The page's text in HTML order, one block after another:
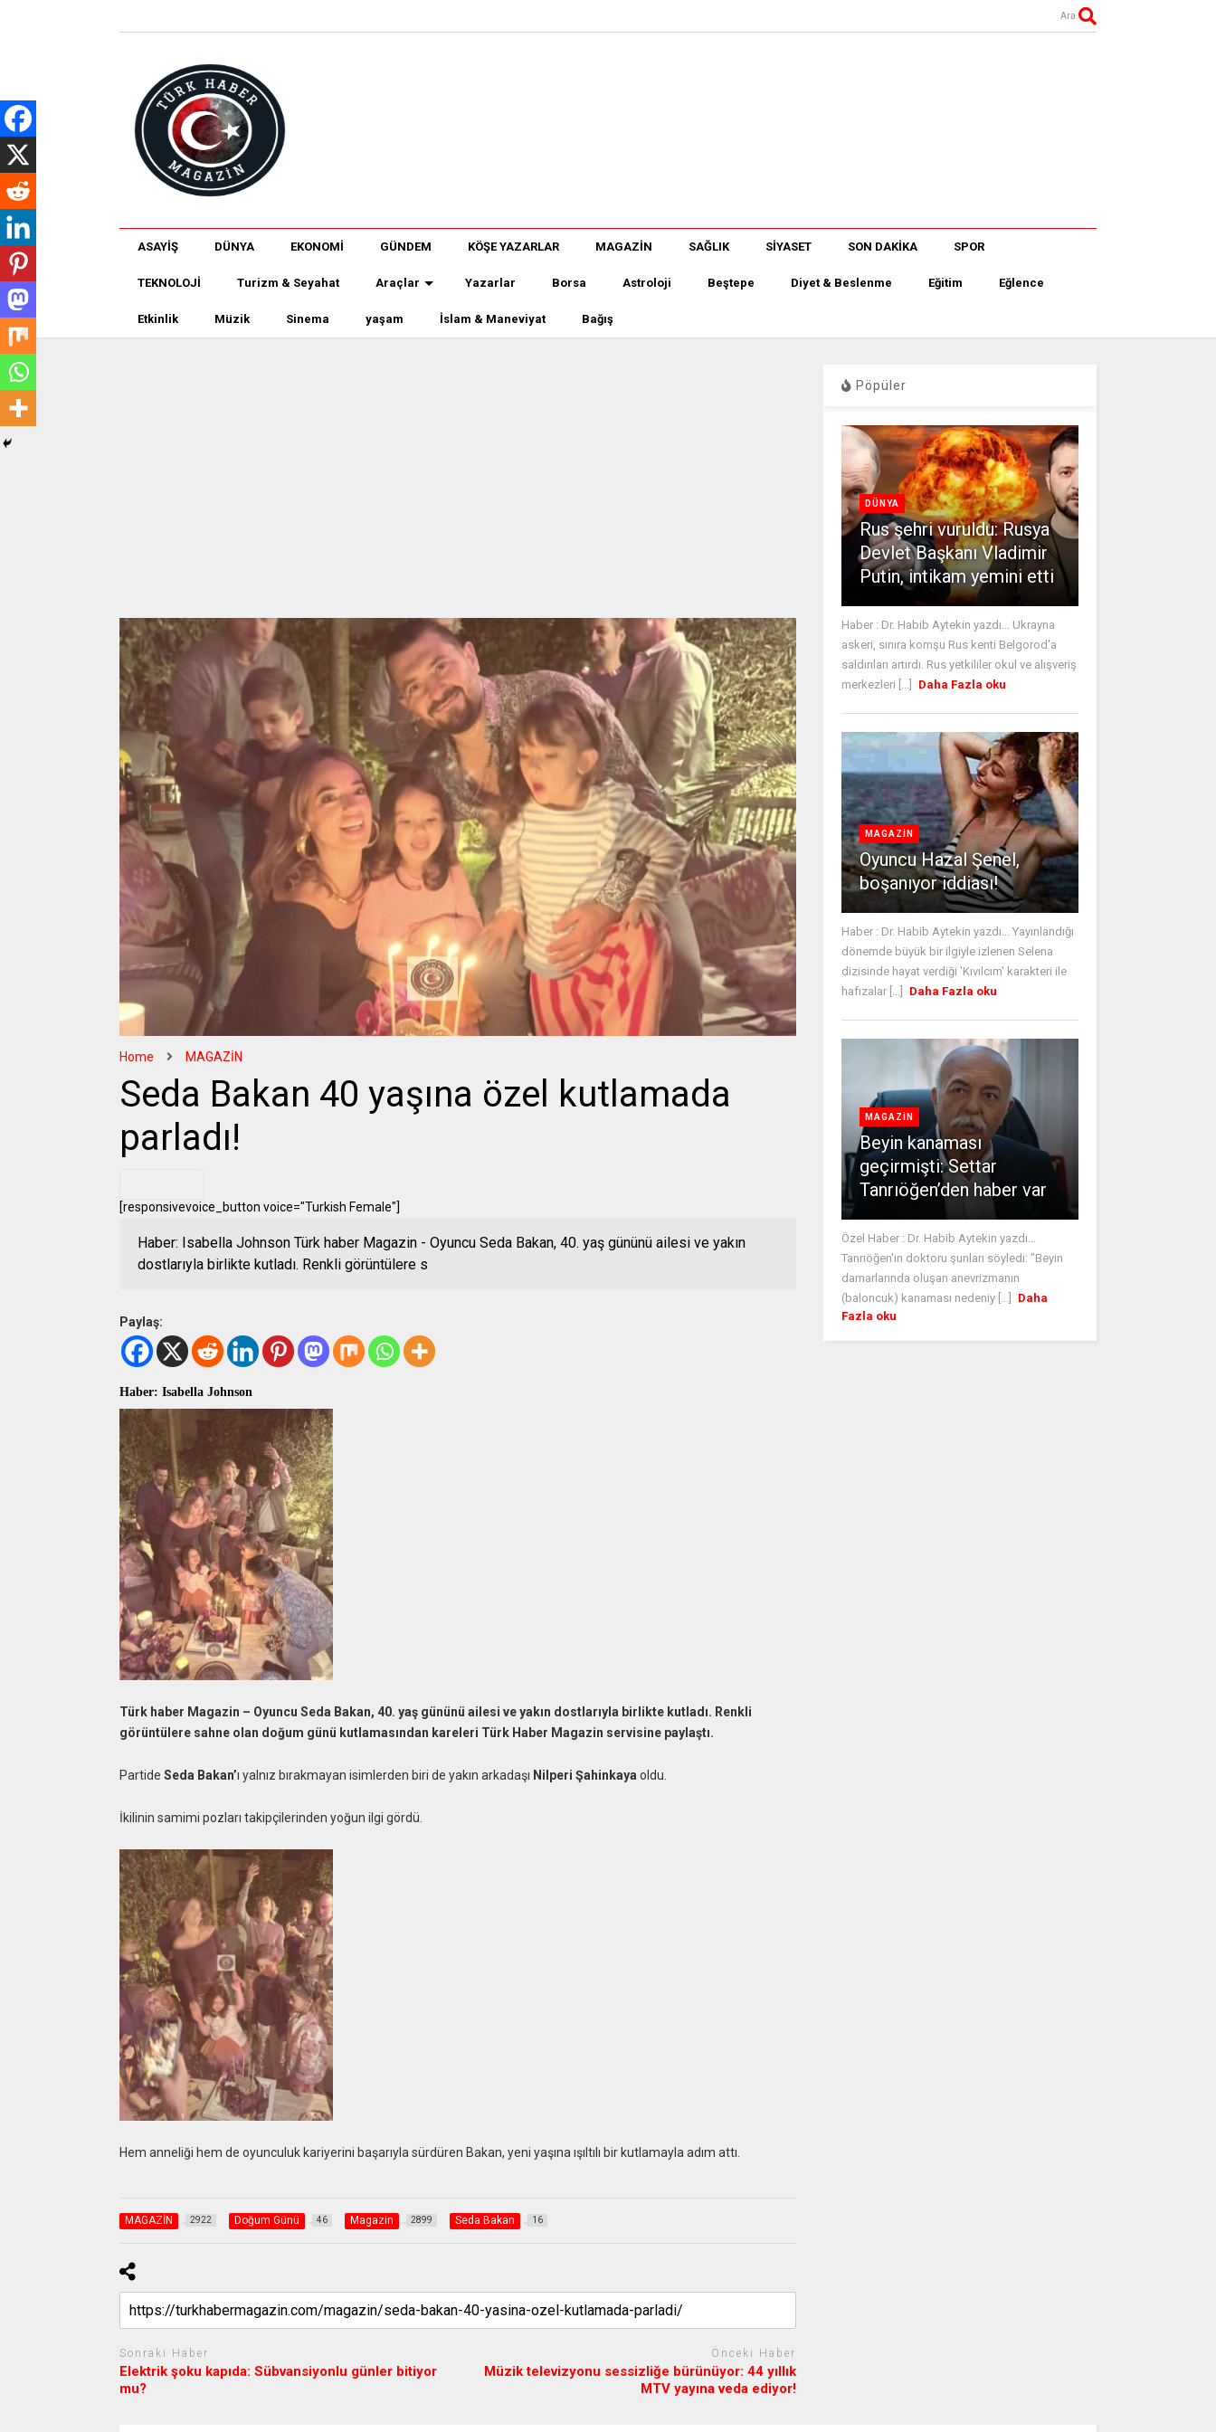
Ara
ASAYİŞ DÜNYA EKONOMİ GÜNDEM KÖŞE YAZARLAR MAGAZİN SAĞLIK SİYASET SON DAKİKA SPOR
TEKNOLOJİ Turizm & Seyahat Araçlar Yazarlar Borsa Astroloji Beştepe Diyet & Beslenme Eğitim Eğlence
Etkinlik Müzik Sinema yaşam İslam & Maneviyat Bağış
Home MAGAZİN
Seda Bakan 40 yaşına özel kutlamada
parladı!
[responsivevoice_button voice="Turkish Female"]
Haber: Isabella Johnson Türk haber Magazin - Oyuncu Seda Bakan, 40. yaş gününü ailesi ve yakın
dostlarıyla birlikte kutladı. Renkli görüntülere s
Paylaş:
Haber: Isabella Johnson
Türk haber Magazin – Oyuncu Seda Bakan, 40. yaş gününü ailesi ve yakın dostlarıyla birlikte kutladı. Renkli
görüntülere sahne olan doğum günü kutlamasından kareleri Türk Haber Magazin servisine paylaştı.
Partide Seda Bakan’ı yalnız bırakmayan isimlerden biri de yakın arkadaşı Nilperi Şahinkaya oldu.
İkilinin samimi pozları takipçilerinden yoğun ilgi gördü.
Hem anneliği hem de oyunculuk kariyerini başarıyla sürdüren Bakan, yeni yaşına ışıltılı bir kutlamayla adım attı.
MAGAZİN 2922 Doğum Günü 46 Magazin 2899 Seda Bakan 16
Sonraki Haber
Elektrik şoku kapıda: Sübvansiyonlu günler bitiyor
mu?
Önceki Haber
Müzik televizyonu sessizliğe bürünüyor: 44 yıllık
MTV yayına veda ediyor!
Pöpüler
DÜNYA
Rus şehri vuruldu: Rusya
Devlet Başkanı Vladimir
Putin, intikam yemini etti
Haber : Dr. Habib Aytekin yazdı... Ukrayna
askeri, sınıra komşu Rus kenti Belgorod'a
saldırıları artırdı. Rus yetkililer okul ve alışveriş
merkezleri [...]
Daha Fazla oku
MAGAZİN
Oyuncu Hazal Şenel,
boşanıyor iddiası!
Haber : Dr. Habib Aytekin yazdı... Yayınlandığı
dönemde büyük bir ilgiyle izlenen Selena
dizisinde hayat verdiği 'Kıvılcım' karakteri ile
hafızalar [...]
Daha Fazla oku
MAGAZİN
Beyin kanaması
geçirmişti: Settar
Tanrıöğen’den haber var
Özel Haber : Dr. Habib Aytekin yazdı...
Tanrıöğen'in doktoru şunları söyledi: "Beyin
damarlarında oluşan anevrizmanın
(baloncuk) kanaması nedeniy [...]
Daha
Fazla oku